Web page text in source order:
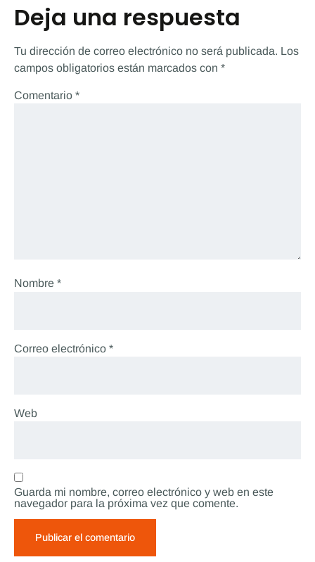
Deja una respuesta
Tu dirección de correo electrónico no será publicada. Los
campos obligatorios están marcados con *
Comentario *
Nombre *
Correo electrónico *
Web
Guarda mi nombre, correo electrónico y web en este
navegador para la próxima vez que comente.